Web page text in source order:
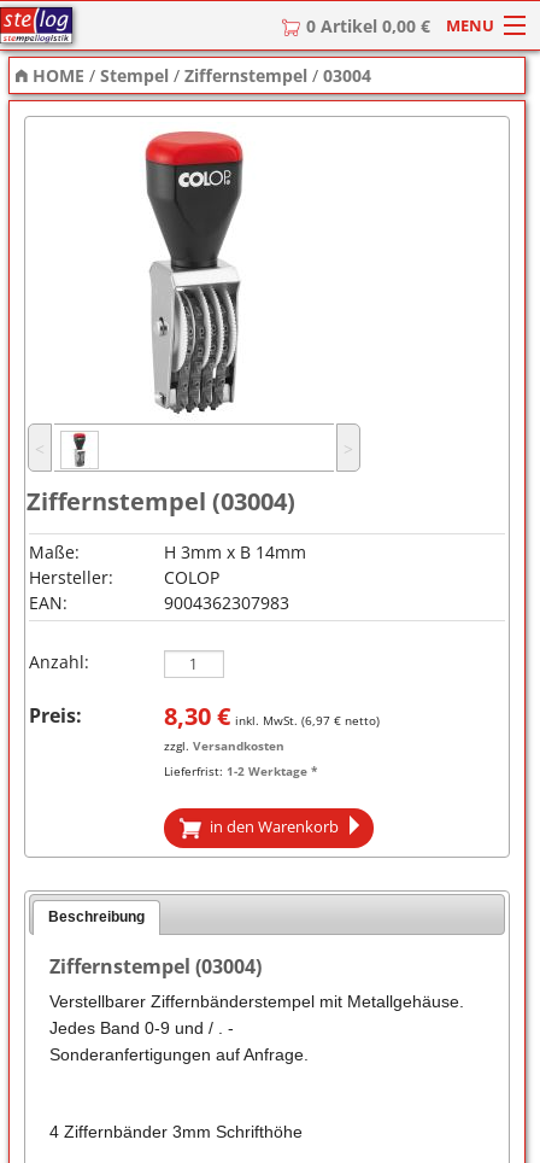
0 Artikel 0,00 € MENU
HOME
Stempel-Textplatten
Stempelzubehör
HOME /Stempel /Ziffernstempel /03004
˂ ˃
Ziffernstempel (03004)
Maße:
H 3mm x B 14mm
Hersteller:
COLOP
EAN:
9004362307983
Anzahl:
Preis: 8,30€ inkl. MwSt. (6,97€ netto)
zzgl. Versandkosten
Lieferfrist: 1-2 Werktage *
in den Warenkorb
Beschreibung
Ziffernstempel (03004)
Verstellbarer Ziffernbänderstempel mit Metallgehäuse.
Jedes Band 0-9 und / . -
Sonderanfertigungen auf Anfrage.
4 Ziffernbänder 3mm Schrifthöhe